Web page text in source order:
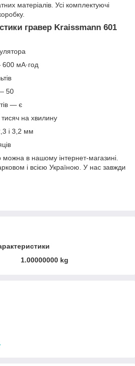
матеріалів. Усі комплектуючі
гравер Kraissmann 601
600 мА·год
50
— є
на хвилину
і 3,2 мм
можна в нашому інтернет-магазині.
і всією Україною. У нас завжди
1.00000000 kg